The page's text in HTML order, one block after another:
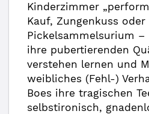
Kinderzimmer
Kauf, Zungenkuss oder
Pickelsammelsurium –
ihre pubertierenden
verstehen lernen und
weibliches (Fehl-)
Boes ihre tragischen
selbstironisch,